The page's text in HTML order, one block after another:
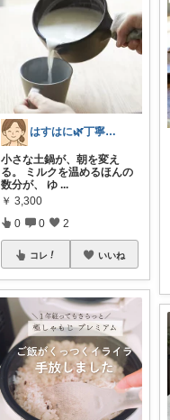
はすはに🌿丁寧な暮らし
小さな土鍋が、朝を変え
る。 ミルクを温めるほんの
数分が、 ゆ ...
￥ 3,300
0 0 2
コレ いいね